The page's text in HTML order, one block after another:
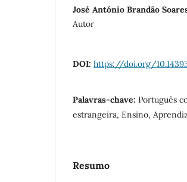
José António Brandão
Autor
DOI: https://doi.org/
Palavras-chave: Português
estrangeira, Ensino,
Resumo